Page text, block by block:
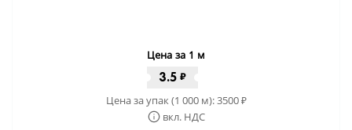
Цена за 1 м
3.5 ₽
Цена за упак (1 000 м):3500₽
вкл. НДС